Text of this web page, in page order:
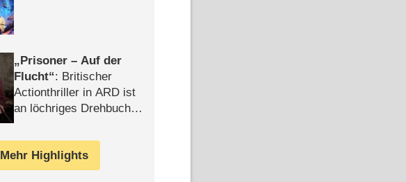
Prisoner – Auf der
Flucht : Britischer
Actionthriller in ARD ist
an löchriges Drehbuch
Mehr Highlights